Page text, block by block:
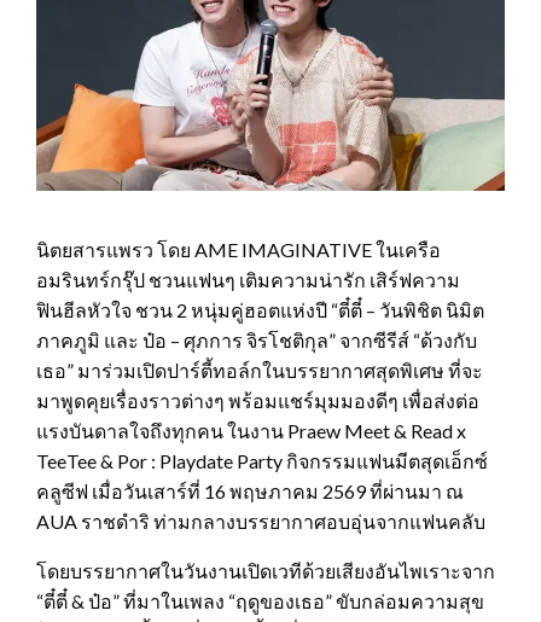
นิตยสารแพรว โดย AME IMAGINATIVE ในเครือ
อมรินทร์กรุ๊ป ชวนแฟนๆ เติมความน่ารัก เสิร์ฟความ
ฟินฮีลหัวใจ ชวน 2 หนุ่มคู่ฮอตแห่งปี “ตี๋ตี๋ – วันพิชิต นิมิต
ภาคภูมิ และ ป๋อ – ศุภการ จิรโชติกุล” จากซีรีส์ “ด้วงกับ
เธอ” มาร่วมเปิดปาร์ตี้ทอล์กในบรรยากาศสุดพิเศษ ที่จะ
มาพูดคุยเรื่องราวต่างๆ พร้อมแชร์มุมมองดีๆ เพื่อส่งต่อ
แรงบันดาลใจถึงทุกคน ในงาน Praew Meet & Read x
TeeTee & Por : Playdate Party กิจกรรมแฟนมีตสุดเอ็กซ์
คลูซีฟ เมื่อวันเสาร์ที่ 16 พฤษภาคม 2569 ที่ผ่านมา ณ
AUA ราชดำริ ท่ามกลางบรรยากาศอบอุ่นจากแฟนคลับ
โดยบรรยากาศในวันงานเปิดเวทีด้วยเสียงอันไพเราะจาก
“ตี๋ตี๋ & ป๋อ” ที่มาในเพลง “ฤดูของเธอ” ขับกล่อมความสุข